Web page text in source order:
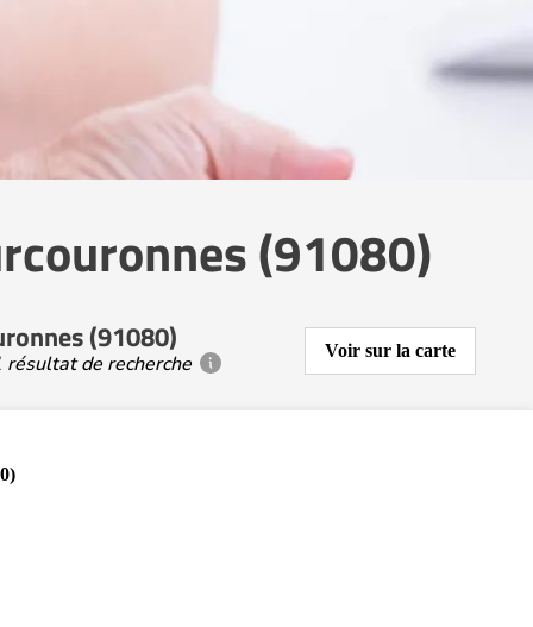
(91080)
(91080)
résultat de recherche
Voir sur la carte